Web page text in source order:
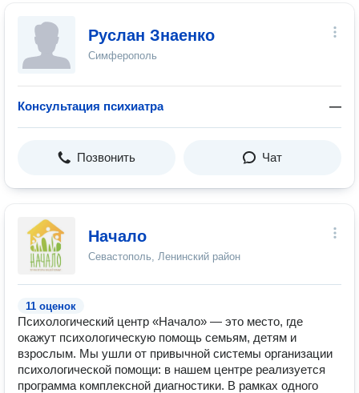
Руслан Знаенко
Симферополь
Консультация психиатра —
Позвонить Чат
Начало
Севастополь, Ленинский район
11 оценок
Психологический центр «Начало» — это место, где
окажут психологическую помощь семьям, детям и
взрослым. Мы ушли от привычной системы организации
психологической помощи: в нашем центре реализуется
программа комплексной диагностики. В рамках одного